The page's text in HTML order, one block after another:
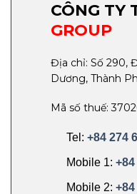
CÔNG TY
GROUP
Địa chỉ: Số 290,
Dương, Thành
Mã số thuế:
Tel: +84 274
Mobile 1:
Mobile 2: